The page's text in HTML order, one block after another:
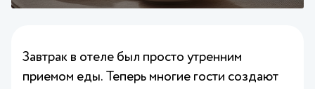
Завтрак в отеле был просто утренним
приемом еды. Теперь многие гости создают